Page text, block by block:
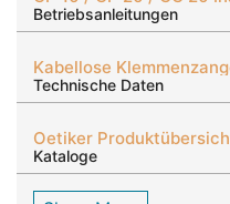
Betriebsanleitungen
Kabellose
Technische Daten
Oetiker
Kataloge